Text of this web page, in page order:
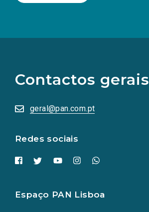
Contactos gerais
geral@pan.com.pt
Redes sociais
redes
sociais
numa
nova
Espaço PAN Lisboa